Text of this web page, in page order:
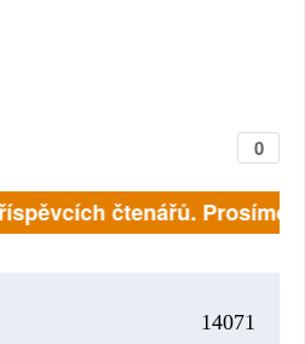
0
čtenářů. Prosíme,
14071